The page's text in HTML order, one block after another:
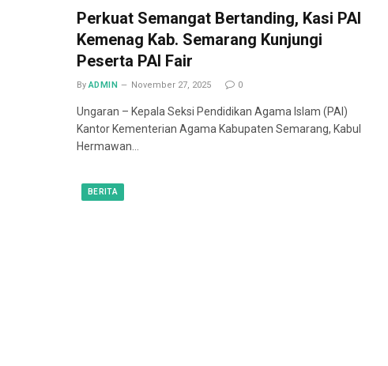
Perkuat Semangat Bertanding, Kasi PAI
Kemenag Kab. Semarang Kunjungi
Peserta PAI Fair
By ADMIN November 27, 2025 0
Ungaran – Kepala Seksi Pendidikan Agama Islam (PAI)
Kantor Kementerian Agama Kabupaten Semarang, Kabul
Hermawan…
BERITA